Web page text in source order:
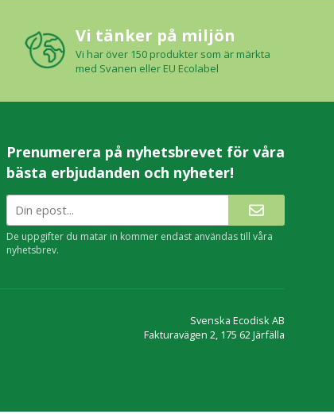
Vi tänker på miljön
Vi har över 150 produkter som är märkta
med Svanen eller EU Ecolabel
Prenumerera på nyhetsbrevet för våra
bästa erbjudanden och nyheter!
De uppgifter du matar in kommer endast användas till våra
nyhetsbrev.
Svenska Ecodisk AB
Fakturavägen 2, 175 62 Järfälla